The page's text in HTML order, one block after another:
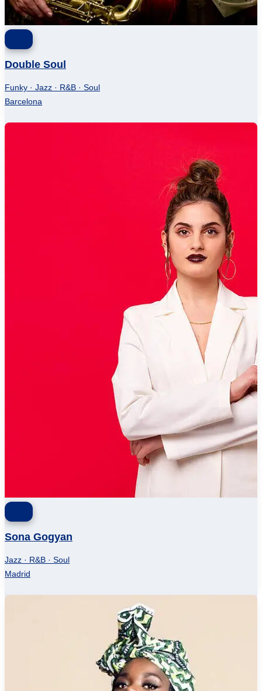
Double Soul
Funky · Jazz · R&B · Soul
Barcelona
Sona Gogyan
Jazz · R&B · Soul
Madrid